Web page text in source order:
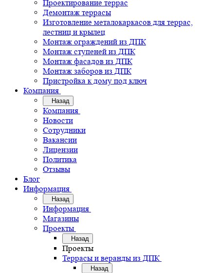
Проектирование террас
Демонтаж террасы
Изготовление металокаркасов для террас,
лестниц и крылец
Монтаж ограждений из ДПК
Монтаж ступеней из ДПК
Монтаж фасадов из ДПК
Монтаж заборов из ДПК
Пристройка к дому под ключ
Компания
Назад
Компания
Новости
Сотрудники
Вакансии
Лицензии
Политика
Отзывы
Блог
Информация
Назад
Информация
Магазины
Проекты
Назад
Проекты
Террасы и веранды из ДПК
Назад